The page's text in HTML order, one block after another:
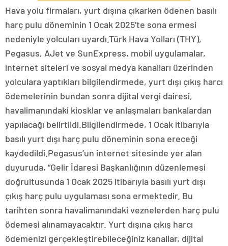
Hava yolu firmaları, yurt dışına çıkarken ödenen basılı
harç pulu döneminin 1 Ocak 2025’te sona ermesi
nedeniyle yolcuları uyardı.Türk Hava Yolları (THY),
Pegasus, AJet ve SunExpress, mobil uygulamalar,
internet siteleri ve sosyal medya kanalları üzerinden
yolculara yaptıkları bilgilendirmede, yurt dışı çıkış harcı
ödemelerinin bundan sonra dijital vergi dairesi,
havalimanındaki kiosklar ve anlaşmaları bankalardan
yapılacağı belirtildi.Bilgilendirmede, 1 Ocak itibarıyla
basılı yurt dışı harç pulu döneminin sona ereceği
kaydedildi.Pegasus’un internet sitesinde yer alan
duyuruda, “Gelir İdaresi Başkanlığının düzenlemesi
doğrultusunda 1 Ocak 2025 itibarıyla basılı yurt dışı
çıkış harç pulu uygulaması sona ermektedir. Bu
tarihten sonra havalimanındaki veznelerden harç pulu
ödemesi alınamayacaktır. Yurt dışına çıkış harcı
ödemenizi gerçekleştirebileceğiniz kanallar, dijital